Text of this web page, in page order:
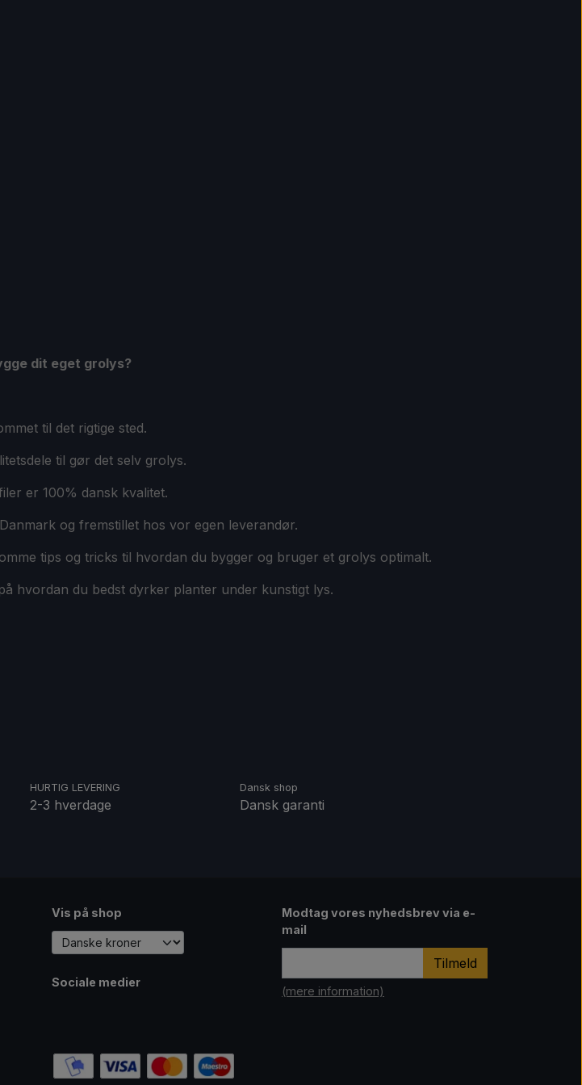
dit eget grolys?
til det rigtige sted.
til gør det selv grolys.
er 100% dansk kvalitet.
og fremstillet hos vor egen leverandør.
tips og tricks til hvordan du bygger og bruger et grolys optimalt.
hvordan du bedst dyrker planter under kunstigt lys.
HURTIG LEVERING
2-3 hverdage
Dansk shop
Dansk garanti
Vis på shop
Sociale medier
Modtag vores nyhedsbrev via e-
mail
Tilmeld
(mere information)